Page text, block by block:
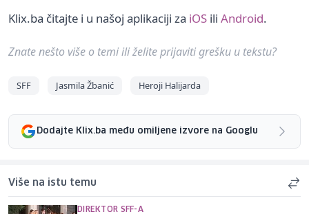
Klix.ba čitajte i u našoj aplikaciji za iOS ili Android.
Znate nešto više o temi ili želite prijaviti grešku u tekstu?
SFF Jasmila Žbanić Heroji Halijarda
Dodajte Klix.ba među omiljene izvore na Googlu
Više na istu temu
DIREKTOR SFF-A